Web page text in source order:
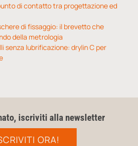
di contatto tra progettazione ed
di fissaggio: il brevetto che
della metrologia
senza lubrificazione: drylin C per
iscriviti alla newsletter
ORA!